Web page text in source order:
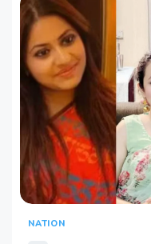
NATION